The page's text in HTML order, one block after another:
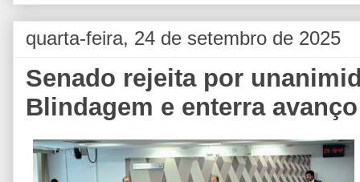
quarta-feira, 24 de setembro de 2025
Senado rejeita por
Blindagem e enterra